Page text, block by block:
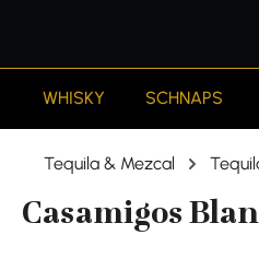
WHISKY SCHNAPS
Tequila & Mezcal
Casamigos